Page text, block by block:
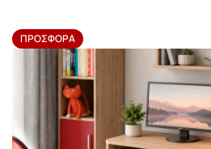
ΠΡΟΣΦΟΡΆ